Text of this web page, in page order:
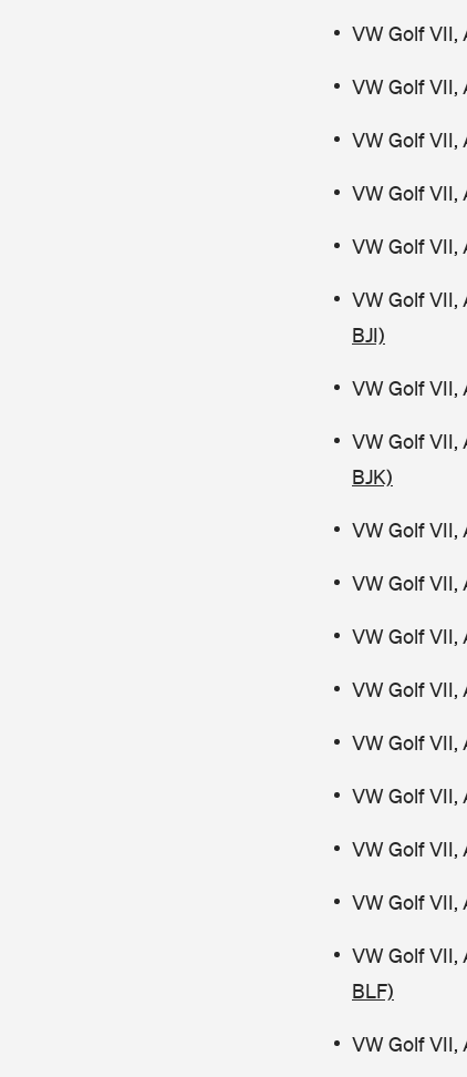
VW Golf VII,
VW Golf VII,
VW Golf VII,
VW Golf VII,
VW Golf VII,
VW Golf VII,
BJI)
VW Golf VII,
VW Golf VII,
BJK)
VW Golf VII,
VW Golf VII,
VW Golf VII,
VW Golf VII,
VW Golf VII,
VW Golf VII,
VW Golf VII,
VW Golf VII,
VW Golf VII,
BLF)
VW Golf VII,